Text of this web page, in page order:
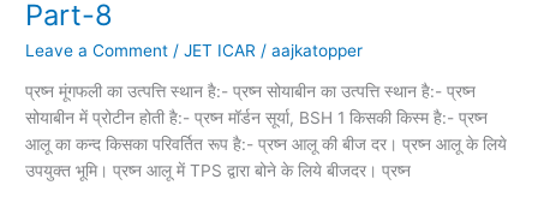
Part-8
Leave a Comment /JET ICAR /aajkatopper
प्रष्न मूंगफली का उत्पत्ति स्थान है:- प्रष्न सोयाबीन का उत्पत्ति स्थान है:- प्रष्न
सोयाबीन में प्रोटीन होती है:- प्रष्न माॅर्डन सूर्या, BSH 1 किसकी किस्म है:- प्रष्न
आलू का कन्द किसका परिवर्तित रूप है:- प्रष्न आलू की बीज दर। प्रष्न आलू के लिये
उपयुक्त भूमि। प्रष्न आलू में TPS द्वारा बोने के लिये बीजदर। प्रष्न
Agronomy
Questions
8